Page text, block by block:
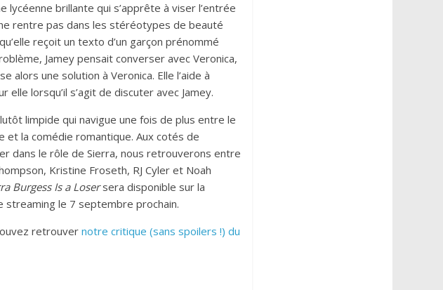
brillante qui s’apprête à viser l’entrée
rentre pas dans les stéréotypes de beauté
reçoit un texto d’un garçon prénommé
Jamey pensait converser avec Veronica,
alors une solution à Veronica. Elle l’aide à
lorsqu’il s’agit de discuter avec Jamey.
limpide qui navigue une fois de plus entre le
et la comédie romantique. Aux cotés de
dans le rôle de Sierra, nous retrouverons entre
Kristine Froseth, RJ Cyler et Noah
Burgess Is a Losersera disponible sur la
streaming le 7 septembre prochain.
retrouvernotre critique (sans spoilers !) du